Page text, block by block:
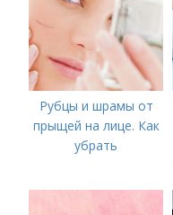
Рубцы и шрамы от
прыщей на лице. Как
убрать